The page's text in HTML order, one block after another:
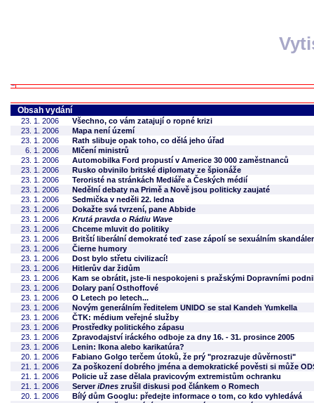
Obsah vydání
23. 1. 2006
Všechno, co vám zatajují o ropné krizi
23. 1. 2006
Mapa není území
23. 1. 2006
Rath slibuje opak toho, co dělá jeho úřad
6. 1. 2006
Mlčení ministrů
23. 1. 2006
Automobilka Ford propustí v Americe 30 000 zaměstnanců
23. 1. 2006
Rusko obvinilo britské diplomaty ze špionáže
23. 1. 2006
Teroristé na stránkách Mediáře a Českých médií
23. 1. 2006
Nedělní debaty na Primě a Nově jsou politicky zaujaté
23. 1. 2006
Sedmička v neděli 22. ledna
23. 1. 2006
Dokažte svá tvrzení, pane Abbide
23. 1. 2006
Krutá pravda o Rádiu Wave
23. 1. 2006
Chceme mluvit do politiky
23. 1. 2006
Britští liberální demokraté teď zase zápolí se sexuálním
23. 1. 2006
Čierne humory
23. 1. 2006
Dost bylo střetu civilizací!
23. 1. 2006
Hitlerův dar židům
23. 1. 2006
Kam se obrátit, jste-li nespokojeni s pražskými Dopravními
23. 1. 2006
Dolary paní Osthoffové
23. 1. 2006
O Letech po letech...
23. 1. 2006
Novým generálním ředitelem UNIDO se stal Kandeh Yumkella
23. 1. 2006
ČTK: médium veřejné služby
23. 1. 2006
Prostředky politického zápasu
23. 1. 2006
Zpravodajství iráckého odboje za dny 16. - 31. prosince 2005
23. 1. 2006
Lenin: Ikona alebo karikatúra?
20. 1. 2006
Fabiano Golgo terčem útoků, že prý "prozrazuje důvěrnosti"
21. 1. 2006
Za poškození dobrého jména a demokratické pověsti si může
21. 1. 2006
Policie už zase dělala pravicovým extremistům ochranku
21. 1. 2006
ServeriDnes zrušil diskusi pod článkem o Romech
20. 1. 2006
Bílý dům Googlu: předejte informace o tom, co kdo vyhledává